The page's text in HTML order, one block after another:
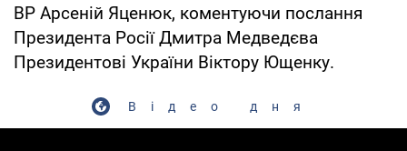
ВР Арсеній Яценюк, коментуючи послання
Президента Росії Дмитра Медведєва
Президентові України Віктору Ющенку.
Відео дня